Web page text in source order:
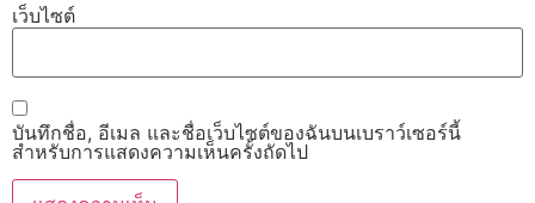
เว็บไซต์
บันทึกชื่อ, อีเมล และชื่อเว็บไซต์ของฉันบนเบราว์เซอร์นี้
สำหรับการแสดงความเห็นครั้งถัดไป